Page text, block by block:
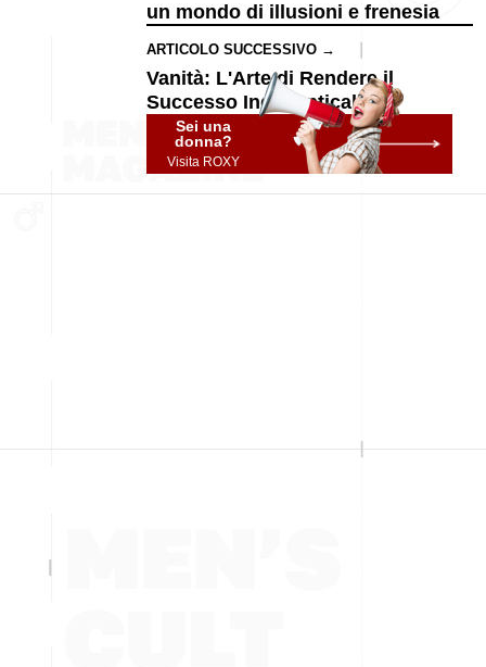
un mondo di illusioni e frenesia
ARTICOLO SUCCESSIVO →
Vanità: L'Arte di Rendere il
Successo Indimenticabile
Sei una
donna?
Visita ROXY